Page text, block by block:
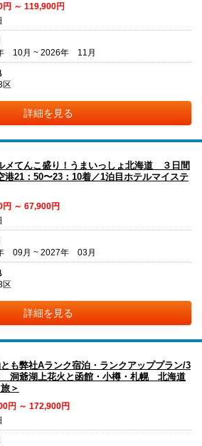
円 ～ 119,900円
10月 ~ 2026年 11月
区
詳細を見る
メてんこ盛り！うまいっしょ北海道 ３日間
港21：50〜23：10着／1泊目ホテルマイステ
円 ～ 67,900円
09月 ~ 2027年 03月
区
詳細を見る
とも弊社Aランク宿泊・ランクアッププラン/3
洞爺湖上花火と函館・小樽・札幌 北海道
＞
円 ～ 172,900円